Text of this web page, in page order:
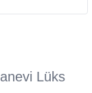
Lüks